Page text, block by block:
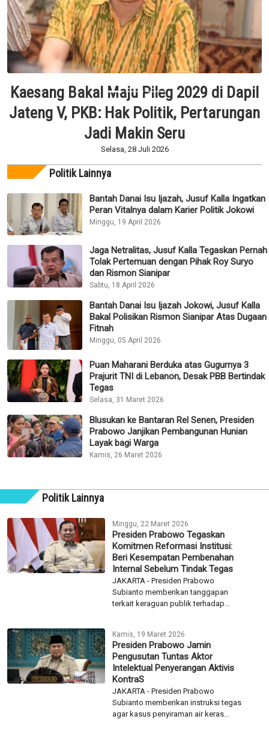
Kaesang Deklarasi Maju Dapil V Jateng,
Ganjar Pranowo: Setiap Warga Negara
Punya Hak yang Sama
Senin, 27 Juli 2026
Politik Lainnya
Bantah Danai Isu Ijazah, Jusuf Kalla Ingatkan
Peran Vitalnya dalam Karier Politik Jokowi
Minggu, 19 April 2026
Jaga Netralitas, Jusuf Kalla Tegaskan Pernah
Tolak Pertemuan dengan Pihak Roy Suryo
dan Rismon Sianipar
Sabtu, 18 April 2026
Bantah Danai Isu Ijazah Jokowi, Jusuf Kalla
Bakal Polisikan Rismon Sianipar Atas Dugaan
Fitnah
Minggu, 05 April 2026
Puan Maharani Berduka atas Gugurnya 3
Prajurit TNI di Lebanon, Desak PBB Bertindak
Tegas
Selasa, 31 Maret 2026
Blusukan ke Bantaran Rel Senen, Presiden
Prabowo Janjikan Pembangunan Hunian
Layak bagi Warga
Kamis, 26 Maret 2026
Politik Lainnya
Minggu, 22 Maret 2026
Presiden Prabowo Tegaskan
Komitmen Reformasi Institusi:
Beri Kesempatan Pembenahan
Internal Sebelum Tindak Tegas
JAKARTA - Presiden Prabowo
Subianto memberikan tanggapan
terkait keraguan publik terhadap...
Kamis, 19 Maret 2026
Presiden Prabowo Jamin
Pengusutan Tuntas Aktor
Intelektual Penyerangan Aktivis
KontraS
JAKARTA - Presiden Prabowo
Subianto memberikan instruksi tegas
agar kasus penyiraman air keras...